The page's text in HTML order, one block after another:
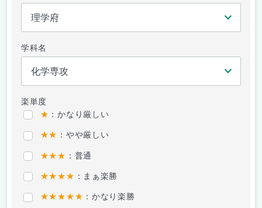
学科名
楽単度
★ ：かなり厳しい
★★ ：やや厳しい
★★★ ：普通
★★★★ ：まぁ楽勝
★★★★★ ：かなり楽勝